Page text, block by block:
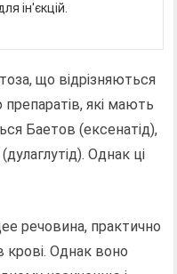
ін'єкцій.
що відрізняються
які мають
Баетов (ексенатід),
(дулаглутід). Однак ці
речовина, практично
крові. Однак воно